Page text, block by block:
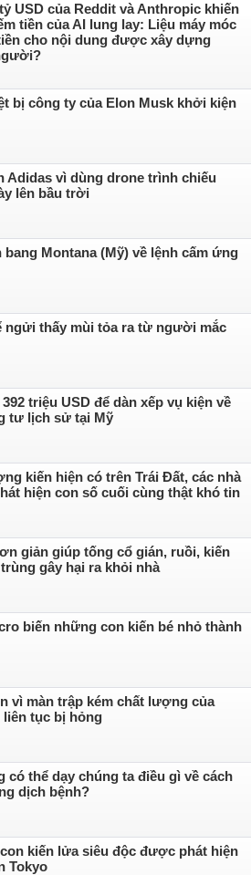
USD của Reddit và Anthropic khiến
tiền của AI lung lay: Liệu máy móc
cho nội dung được xây dựng
bị công ty của Elon Musk khởi kiện
Adidas vì dùng drone trình chiếu
lên bầu trời
bang Montana (Mỹ) về lệnh cấm ứng
ngửi thấy mùi tỏa ra từ người mắc
triệu USD để dàn xếp vụ kiện về
tư lịch sử tại Mỹ
kiến hiện có trên Trái Đất, các nhà
hiện con số cuối cùng thật khó tin
giản giúp tống cổ gián, ruồi, kiến
gây hại ra khỏi nhà
biến những con kiến bé nhỏ thành
vì màn trập kém chất lượng của
liên tục bị hỏng
có thể dạy chúng ta điều gì về cách
dịch bệnh?
kiến ​​lửa siêu độc được phát hiện
Tokyo